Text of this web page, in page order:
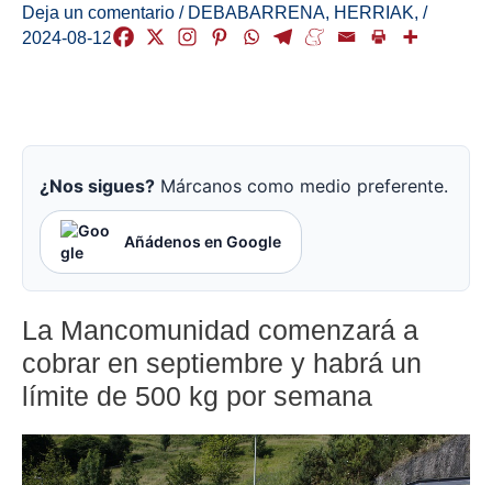
Deja un comentario / DEBABARRENA, HERRIAK, /
2024-08-12
¿Nos sigues? Márcanos como medio preferente.
Añádenos en Google
La Mancomunidad comenzará a
cobrar en septiembre y habrá un
límite de 500 kg por semana